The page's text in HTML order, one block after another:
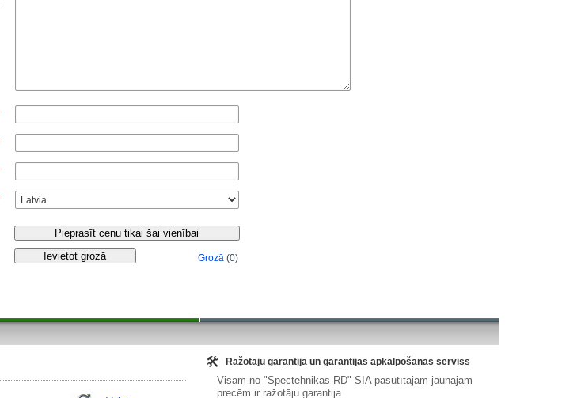
Grozā(0)
Ražotāju garantija un garantijas apkalpošanas serviss
Visām no "Spectehnikas RD" SIA pasūtītajām jaunajām
precēm ir ražotāju garantija.